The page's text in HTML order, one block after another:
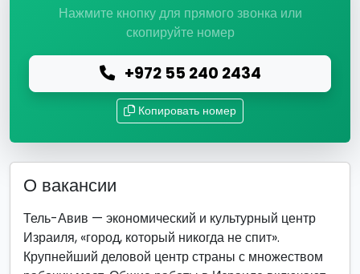
Нажмите кнопку для прямого звонка или
скопируйте номер
+972 55 240 2434
Копировать номер
О вакансии
Тель-Авив — экономический и культурный центр
Израиля, «город, который никогда не спит».
Крупнейший деловой центр страны с множеством